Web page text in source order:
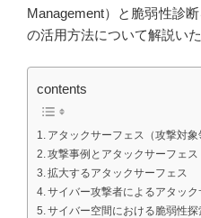
Management）と脆弱性診
の活用方法について解説いた
contents
アタックサーフェス（攻撃対象
攻撃事例とアタックサーフェス
拡大するアタックサーフェス
サイバー攻撃者によるアタッ
サイバー空間における脆弱性探